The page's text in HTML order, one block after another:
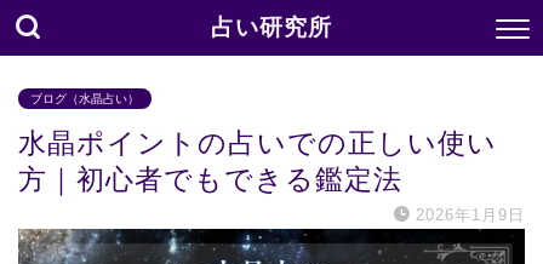
占い研究所
ブログ（水晶占い）
水晶ポイントの占いでの正しい使い
方｜初心者でもできる鑑定法
2026年1月9日